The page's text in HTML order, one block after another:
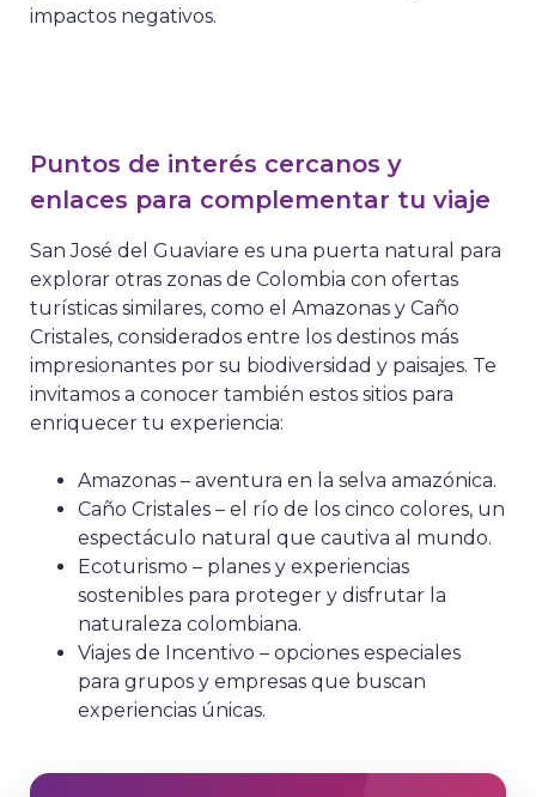
impactos negativos.
Puntos de interés cercanos y
enlaces para complementar tu viaje
San José del Guaviare es una puerta natural para
explorar otras zonas de Colombia con ofertas
turísticas similares, como el Amazonas y Caño
Cristales, considerados entre los destinos más
impresionantes por su biodiversidad y paisajes. Te
invitamos a conocer también estos sitios para
enriquecer tu experiencia:
Amazonas – aventura en la selva amazónica.
Caño Cristales – el río de los cinco colores, un
espectáculo natural que cautiva al mundo.
Ecoturismo – planes y experiencias
sostenibles para proteger y disfrutar la
naturaleza colombiana.
Viajes de Incentivo – opciones especiales
para grupos y empresas que buscan
experiencias únicas.